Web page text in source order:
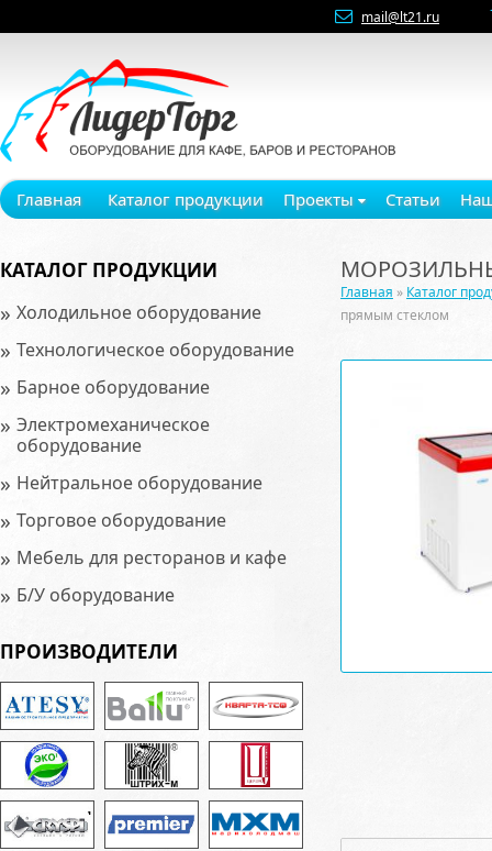
mail@lt21.ru
Главная Каталог продукции Проекты Статьи
КАТАЛОГ ПРОДУКЦИИ
» Холодильное оборудование
» Технологическое оборудование
» Барное оборудование
» Электромеханическое
оборудование
» Нейтральное оборудование
» Торговое оборудование
» Мебель для ресторанов и кафе
» Б/У оборудование
ПРОИЗВОДИТЕЛИ
Главная » Каталог
прямым стеклом